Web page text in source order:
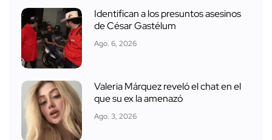
Identifican a los presuntos asesinos
de César Gastélum
Ago. 6, 2026
Valeria Márquez reveló el chat en el
que su ex la amenazó
Ago. 3, 2026